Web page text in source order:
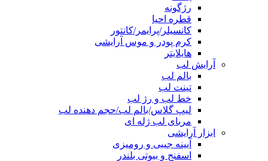
رژگونه
قطره احیا
کانسیلر/پرایمر/کانتور
کرم پودر و موس آرایشی
هایلایتر
آرایش لب
بالم لب
تینت لب
خط لب و رژ لب
لیپ گلاس/بالم لب/حجم دهنده لب
مربای لب ژله ای
ابزار آرایشی
آیینه جیبی و رومیزی
اسفنج و بیوتی بلندر